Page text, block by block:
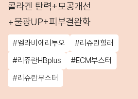
콜라겐 탄력+모공개선
+물광UP+피부결완화
#엘라비에리투오
#리쥬란힐러
#리쥬란HBplus
#ECM부스터
#리쥬란부스터